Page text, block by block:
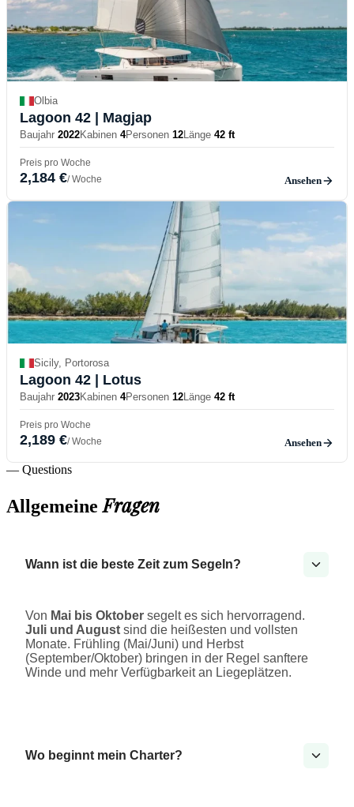
Olbia
Lagoon 42 | Magjap
Baujahr 2022Kabinen 4Personen 12Länge 42 ft
Preis pro Woche
2,184 €/ Woche Ansehen
Sicily, Portorosa
Lagoon 42 | Lotus
Baujahr 2023Kabinen 4Personen 12Länge 42 ft
Preis pro Woche
2,189 €/ Woche Ansehen
— Questions
AllgemeineFragen
Wann ist die beste Zeit zum Segeln?
Von Mai bis Oktober segelt es sich hervorragend.
Juli und August sind die heißesten und vollsten
Monate. Frühling (Mai/Juni) und Herbst
(September/Oktober) bringen in der Regel sanftere
Winde und mehr Verfügbarkeit an Liegeplätzen.
Wo beginnt mein Charter?